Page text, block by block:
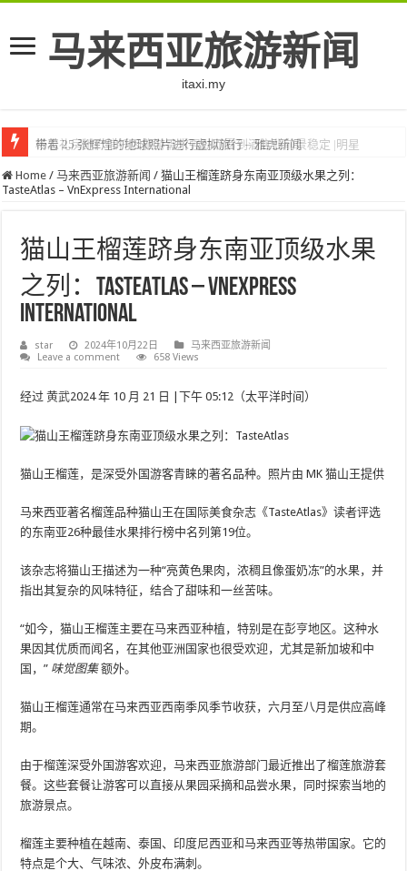
马来西亚旅游新闻
itaxi.my
杨忠礼房地产信托因旅游需求强劲而看到酒店业前景稳定 |明星
带着 25 张辉煌的地球照片进行虚拟旅行 – 雅虎新闻
Home / 马来西亚旅游新闻 / 猫山王榴莲跻身东南亚顶级水果之列：
TasteAtlas – VnExpress International
猫山王榴莲跻身东南亚顶级水果
之列：TasteAtlas – VnExpress
International
star 2024年10月22日
马来西亚旅游新闻
Leave a comment
658 Views
经过黄武2024 年 10 月 21 日 |下午 05:12（太平洋时间）
猫山王榴莲，是深受外国游客青睐的著名品种。照片由 MK 猫山王提供
马来西亚著名榴莲品种猫山王在国际美食杂志《TasteAtlas》读者评选
的东南亚26种最佳水果排行榜中名列第19位。
该杂志将猫山王描述为一种“亮黄色果肉，浓稠且像蛋奶冻”的水果，并
指出其复杂的风味特征，结合了甜味和一丝苦味。
“如今，猫山王榴莲主要在马来西亚种植，特别是在彭亨地区。这种水
果因其优质而闻名，在其他亚洲国家也很受欢迎，尤其是新加坡和中
国，” 味觉图集额外。
猫山王榴莲通常在马来西亚西南季风季节收获，六月至八月是供应高峰
期。
由于榴莲深受外国游客欢迎，马来西亚旅游部门最近推出了榴莲旅游套
餐。这些套餐让游客可以直接从果园采摘和品尝水果，同时探索当地的
旅游景点。
榴莲主要种植在越南、泰国、印度尼西亚和马来西亚等热带国家。它的
特点是个大、气味浓、外皮布满刺。